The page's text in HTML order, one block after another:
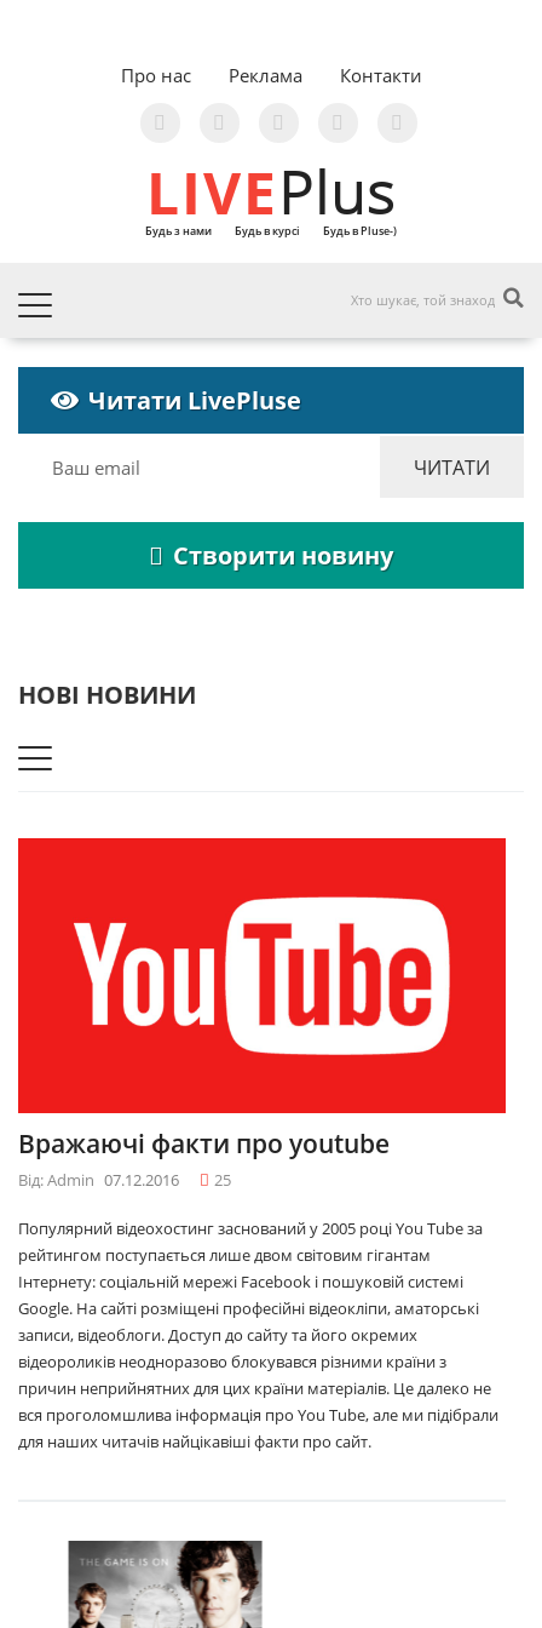
Про нас Реклама Контакти
LIVEPlus
Будь з нами Будь в курсі Будь в Pluse-)
Читати LivePluse
Створити новину
НОВІ НОВИНИ
Вражаючі факти про youtube
Від: Admin 07.12.2016 25
Популярний відеохостинг заснований у 2005 році You Tube за
рейтингом поступається лише двом світовим гігантам
Інтернету: соціальній мережі Facebook і пошуковій системі
Google. На сайті розміщені професійні відеокліпи, аматорські
записи, відеоблоги. Доступ до сайту та його окремих
відеороликів неодноразово блокувався різними країни з
причин неприйнятних для цих країни матеріалів. Це далеко не
вся проголомшлива інформація про You Tube, але ми підібрали
для наших читачів найцікавіші факти про сайт.